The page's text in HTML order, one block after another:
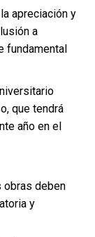
apreciación y
a
fundamental
que tendrá
año en el
obras deben
y